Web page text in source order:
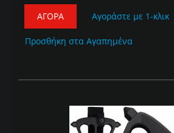
ΑΓΟΡΆ Αγοράστε με 1-κλικ
Προσθήκη στα Αγαπημένα